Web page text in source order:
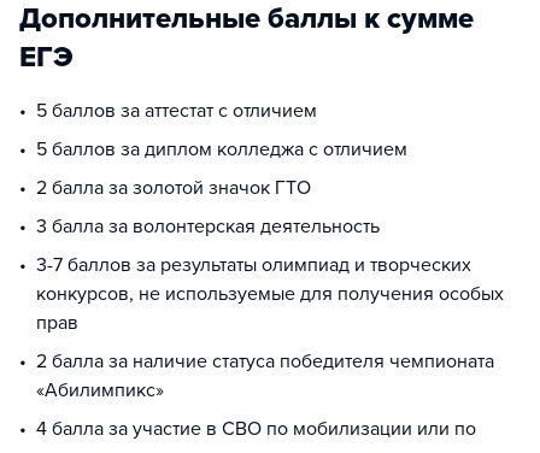
Дополнительные баллы к сумме
ЕГЭ
5 баллов за аттестат с отличием
5 баллов за диплом колледжа с отличием
2 балла за золотой значок ГТО
3 балла за волонтерская деятельность
3-7 баллов за результаты олимпиад и творческих
конкурсов, не используемые для получения особых
прав
2 балла за наличие статуса победителя чемпионата
«Абилимпикс»
4 балла за участие в СВО по мобилизации или по